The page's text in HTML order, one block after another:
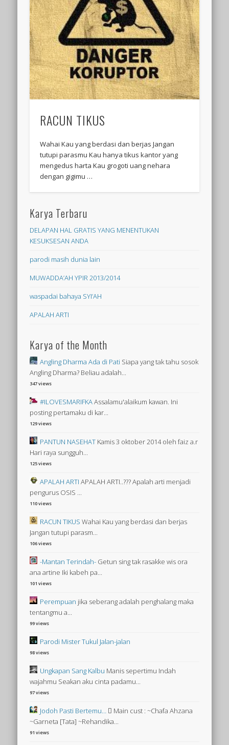
RACUN TIKUS
Wahai Kau yang berdasi dan berjas Jangan
tutupi parasmu Kau hanya tikus kantor yang
mengedus harta Kau grogoti uang nehara
dengan gigimu …
Karya Terbaru
DELAPAN HAL GRATIS YANG MENENTUKAN
KESUKSESAN ANDA
parodi masih dunia lain
MUWADDA’AH YPIR 2013/2014
waspadai bahaya SYI’AH
APALAH ARTI
Karya of the Month
Angling Dharma Ada di Pati Siapa yang tak tahu sosok
Angling Dharma? Beliau adalah...
347 views
#ILOVESMARIFKAAssalamu'alaikum kawan. Ini
posting pertamaku di kar...
129 views
PANTUN NASEHAT Kamis 3 oktober 2014 oleh faiz a.r
Hari raya sungguh...
125 views
APALAH ARTI APALAH ARTI..??? Apalah arti menjadi
pengurus OSIS ...
110 views
RACUN TIKUS Wahai Kau yang berdasi dan berjas
Jangan tutupi parasm...
106 views
-Mantan Terindah- Getun sing tak rasakke wis ora
ana artine Iki kabeh pa...
101 views
Perempuan jika seberang adalah penghalang maka
tentangmu a...
99 views
Parodi Mister Tukul Jalan-jalan
98 views
Ungkapan Sang Kalbu Manis sepertimu Indah
wajahmu Seakan aku cinta padamu...
97 views
Jodoh Pasti Bertemu…  Main cust : ~Chafa Ahzana
~Garneta [Tata] ~Rehandika...
91 views